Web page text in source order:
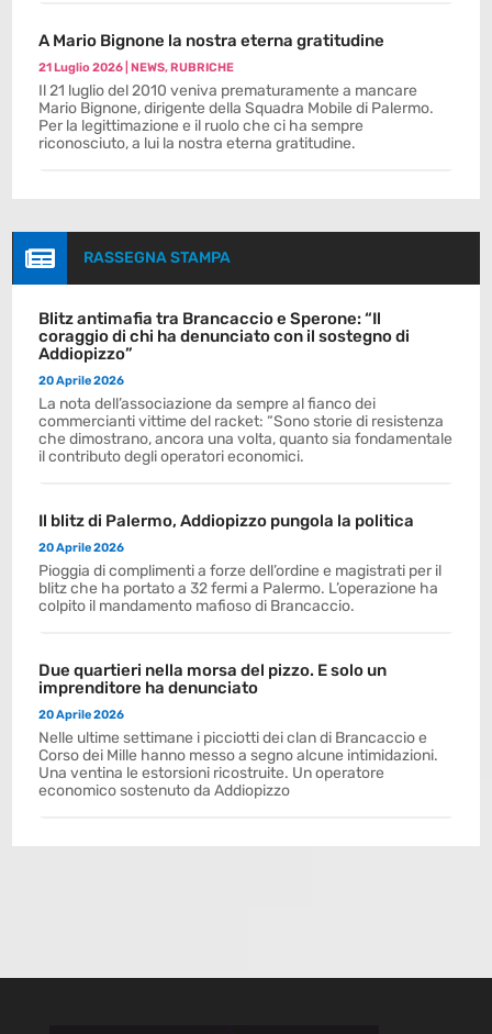
A Mario Bignone la nostra eterna gratitudine
21 Luglio 2026 |NEWS,RUBRICHE
Il 21 luglio del 2010 veniva prematuramente a mancare
Mario Bignone, dirigente della Squadra Mobile di Palermo.
Per la legittimazione e il ruolo che ci ha sempre
riconosciuto, a lui la nostra eterna gratitudine.
 RASSEGNA STAMPA
Blitz antimafia tra Brancaccio e Sperone: “Il
coraggio di chi ha denunciato con il sostegno di
Addiopizzo”
20 Aprile 2026
La nota dell’associazione da sempre al fianco dei
commercianti vittime del racket: “Sono storie di resistenza
che dimostrano, ancora una volta, quanto sia fondamentale
il contributo degli operatori economici.
Il blitz di Palermo, Addiopizzo pungola la politica
20 Aprile 2026
Pioggia di complimenti a forze dell’ordine e magistrati per il
blitz che ha portato a 32 fermi a Palermo. L’operazione ha
colpito il mandamento mafioso di Brancaccio.
Due quartieri nella morsa del pizzo. E solo un
imprenditore ha denunciato
20 Aprile 2026
Nelle ultime settimane i picciotti dei clan di Brancaccio e
Corso dei Mille hanno messo a segno alcune intimidazioni.
Una ventina le estorsioni ricostruite. Un operatore
economico sostenuto da Addiopizzo